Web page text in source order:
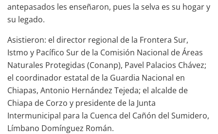
antepasados les enseñaron, pues la selva es su hogar y
su legado.
Asistieron: el director regional de la Frontera Sur,
Istmo y Pacífico Sur de la Comisión Nacional de Áreas
Naturales Protegidas (Conanp), Pavel Palacios Chávez;
el coordinador estatal de la Guardia Nacional en
Chiapas, Antonio Hernández Tejeda; el alcalde de
Chiapa de Corzo y presidente de la Junta
Intermunicipal para la Cuenca del Cañón del Sumidero,
Límbano Domínguez Román.